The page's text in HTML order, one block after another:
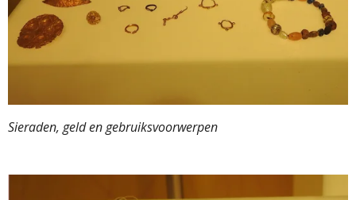
Sieraden, geld en gebruiksvoorwerpen